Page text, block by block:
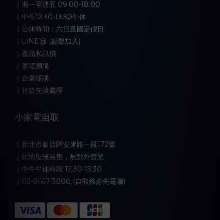
｜週一至週五 09:00-18:00
｜中午12:30-13:30午休
｜公休時間：六日及國定假日
｜LINE@ (點擊加入)
｜產品私訊價
｜家電團購
｜企業採購
｜付款失敗處理
小家電自取
｜新北市新店區安康路一段172號
｜此地址無展售，無對外營業
｜中午午休時段 12:30-13:30
｜02-8667-3888 (自取務必先電聯)